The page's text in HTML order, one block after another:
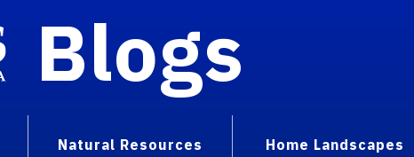
Blogs
Natural Resources Home Landscapes